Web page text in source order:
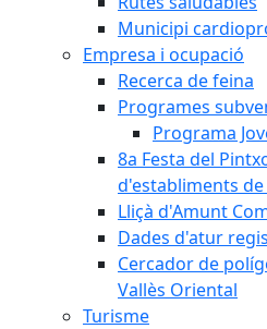
Municipi
Empresa i ocupació
Recerca de feina
Programes
Programa
8a Festa del
d'establiments
Lliçà d'Amunt
Dades d'atur
Cercador de
Vallès Oriental
Turisme